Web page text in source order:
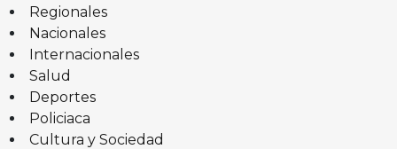
Regionales
Nacionales
Internacionales
Salud
Deportes
Policiaca
Cultura y Sociedad